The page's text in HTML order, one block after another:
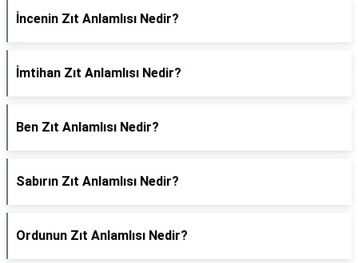
İncenin Zıt Anlamlısı Nedir?
İmtihan Zıt Anlamlısı Nedir?
Ben Zıt Anlamlısı Nedir?
Sabırın Zıt Anlamlısı Nedir?
Ordunun Zıt Anlamlısı Nedir?